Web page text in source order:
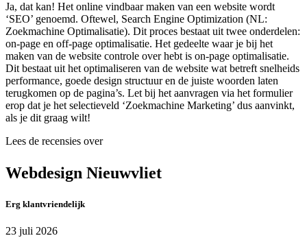
Ja, dat kan! Het online vindbaar maken van een website wordt
‘SEO’ genoemd. Oftewel, Search Engine Optimization (NL:
Zoekmachine Optimalisatie). Dit proces bestaat uit twee onderdelen:
on-page en off-page optimalisatie. Het gedeelte waar je bij het
maken van de website controle over hebt is on-page optimalisatie.
Dit bestaat uit het optimaliseren van de website wat betreft snelheids
performance, goede design structuur en de juiste woorden laten
terugkomen op de pagina’s. Let bij het aanvragen via het formulier
erop dat je het selectieveld ‘Zoekmachine Marketing’ dus aanvinkt,
als je dit graag wilt!
Lees de recensies over
Webdesign Nieuwvliet
Erg klantvriendelijk
23 juli 2026